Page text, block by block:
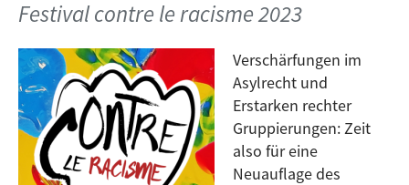
Festival contre le racisme 2023
Verschärfungen im
Asylrecht und
Erstarken rechter
Gruppierungen: Zeit
also für eine
Neuauflage des